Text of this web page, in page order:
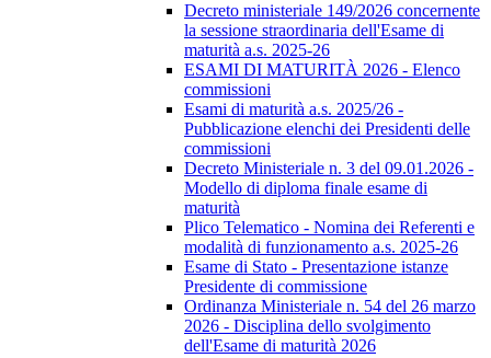
Decreto ministeriale 149/2026 concernente
la sessione straordinaria dell'Esame di
maturità a.s. 2025-26
ESAMI DI MATURITÀ 2026 - Elenco
commissioni
Esami di maturità a.s. 2025/26 -
Pubblicazione elenchi dei Presidenti delle
commissioni
Decreto Ministeriale n. 3 del 09.01.2026 -
Modello di diploma finale esame di
maturità
Plico Telematico - Nomina dei Referenti e
modalità di funzionamento a.s. 2025-26
Esame di Stato - Presentazione istanze
Presidente di commissione
Ordinanza Ministeriale n. 54 del 26 marzo
2026 - Disciplina dello svolgimento
dell'Esame di maturità 2026